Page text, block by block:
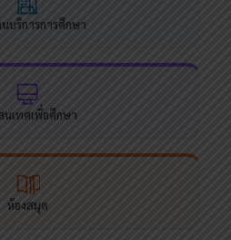
บริการการศึกษา
นเทศเพื่อศึกษา
ห้องสมุด